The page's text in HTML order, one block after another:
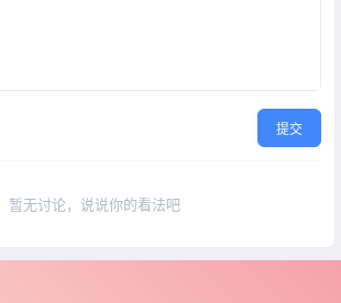
提交
暂无讨论，说说你的看法吧